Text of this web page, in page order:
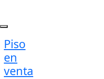
Piso
en
venta